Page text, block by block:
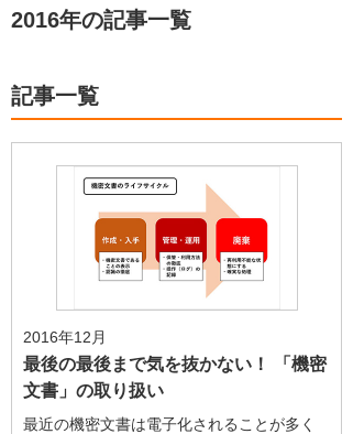
2016年の記事一覧
記事一覧
2016年12月
最後の最後まで気を抜かない！ 「機密
文書」の取り扱い
最近の機密文書は電子化されることが多く